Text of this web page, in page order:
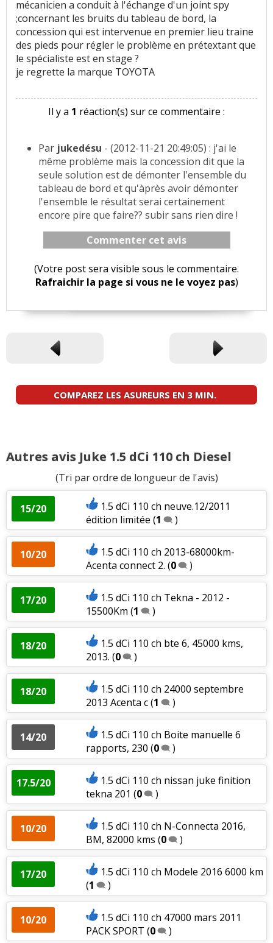
mécanicien a conduit à l'échange d'un joint spy
;concernant les bruits du tableau de bord, la
concession qui est intervenue en premier lieu traine
des pieds pour régler le problème en prétextant que
le spécialiste est en stage ?
je regrette la marque TOYOTA
Il y a 1 réaction(s) sur ce commentaire :
Par jukedésu - (2012-11-21 20:49:05) : j'ai le
même problème mais la concession dit que la
seule solution est de démonter l'ensemble du
tableau de bord et qu'àprès avoir démonter
l'ensemble le résultat serai certainement
encore pire que faire?? subir sans rien dire !
Commenter cet avis
(Votre post sera visible sous le commentaire.
Rafraichir la page si vous ne le voyez pas)
COMPAREZ LES ASUREURS EN 3 MIN.
Autres avis Juke 1.5 dCi 110 ch Diesel
(Tri par ordre de longueur de l'avis)
15/20
1.5 dCi 110 ch neuve.12/2011
édition limitée (1 )
10/20
1.5 dCi 110 ch 2013-68000km-
Acenta connect 2. (0 )
17/20
1.5 dCi 110 ch Tekna - 2012 -
15500Km (1 )
18/20
1.5 dCi 110 ch bte 6, 45000 kms,
2013. (0 )
18/20
1.5 dCi 110 ch 24000 septembre
2013 Acenta c(1 )
14/20
1.5 dCi 110 ch Boite manuelle 6
rapports, 230 (0 )
17.5/20
1.5 dCi 110 ch nissan juke finition
tekna 201 (0 )
10/20
1.5 dCi 110 ch N-Connecta 2016,
BM, 82000 kms (0 )
17/20
1.5 dCi 110 ch Modele 2016 6000 km
(1 )
10/20
1.5 dCi 110 ch 47000 mars 2011
PACK SPORT (0 )